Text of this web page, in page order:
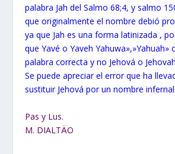
palabra Jah del Salmo 68;4, y salmo
que originalmente el nombre debió
ya que Jah es una forma latinizada ,
que Yavé o Yaveh Yahuwa»,»Yahuah»
palabra correcta y no Jehová o Jehovah
Se puede apreciar el error que ha
sustituir Jehová por un nombre infernal.
Pas y Lus.
M. DIALTÄO